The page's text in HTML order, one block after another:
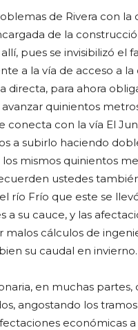
de Rivera con la
de la
pues se invisibilizó el
a la vía de acceso a la
directa, para ahora
avanzar quinientos
conecta con la vía El
a subirlo haciendo
mismos quinientos
ustedes
río Frío que este se
a su cauce, y las
malos cálculos de
su caudal en invierno.
en muchas partes,
angostando los
económicas